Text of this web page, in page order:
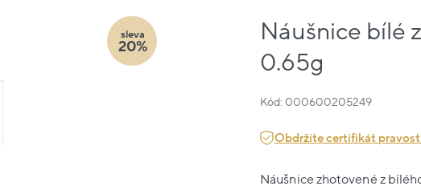
Náušnice bílé
0.65g
Kód: 000600205249
sleva
20%
Obdržíte certifikát
Náušnice zhotovené z